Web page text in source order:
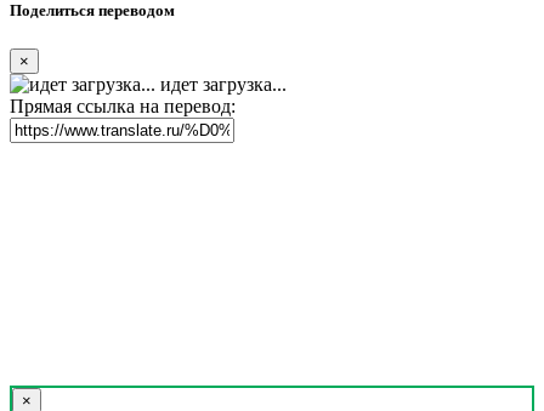
Поделиться переводом
×
идет загрузка...
Прямая ссылка на перевод:
×